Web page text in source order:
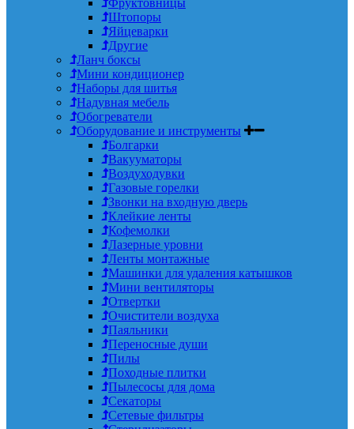
Штопоры
Яйцеварки
Другие
Ланч боксы
Мини кондиционер
Наборы для шитья
Надувная мебель
Обогреватели
Оборудование и инструменты
Болгарки
Вакууматоры
Воздуходувки
Газовые горелки
Звонки на входную дверь
Клейкие ленты
Кофемолки
Лазерные уровни
Ленты монтажные
Машинки для удаления катышков
Мини вентиляторы
Отвертки
Очистители воздуха
Паяльники
Переносные души
Пилы
Походные плитки
Пылесосы для дома
Секаторы
Сетевые фильтры